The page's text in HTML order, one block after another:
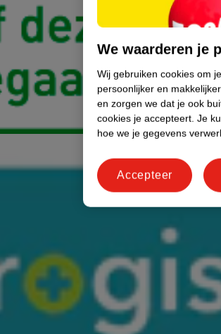
We waarderen je
Wij gebruiken cookies om
persoonlijker en
en zorgen we dat je ook
cookies je accepteert. Je
hoe we je gegevens
Accepteer